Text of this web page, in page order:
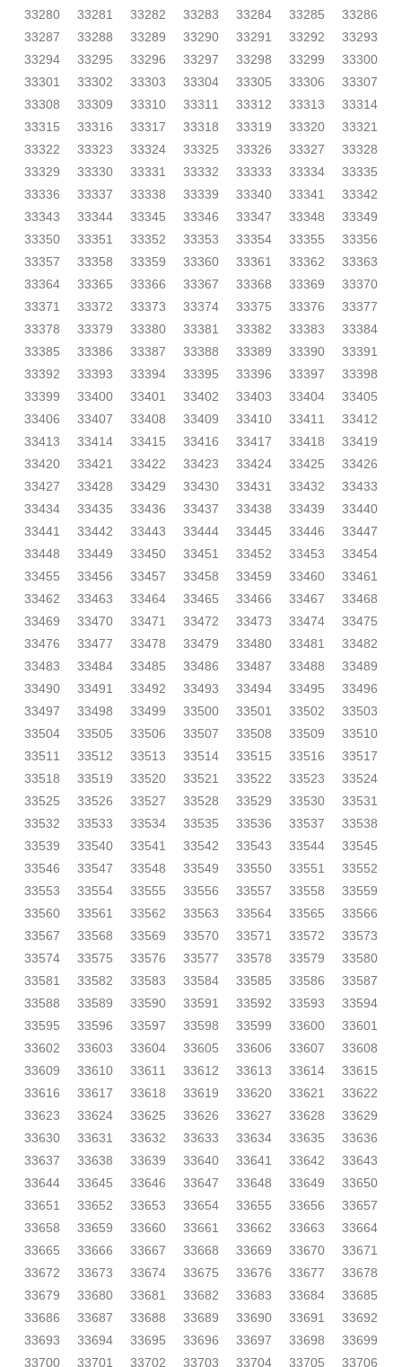
33280
33281 33282 33283 33284 33285
33286
33287
33288 33289 33290 33291 33292
33293
33294
33295 33296 33297 33298 33299
33300
33301
33302 33303 33304 33305 33306
33307
33308
33309 33310 33311 33312 33313
33314
33315
33316 33317 33318 33319 33320
33321
33322
33323 33324 33325 33326 33327
33328
33329
33330 33331 33332 33333 33334
33335
33336
33337 33338 33339 33340 33341
33342
33343
33344 33345 33346 33347 33348
33349
33350
33351 33352 33353 33354 33355
33356
33357
33358 33359 33360 33361 33362
33363
33364
33365 33366 33367 33368 33369
33370
33371
33372 33373 33374 33375 33376
33377
33378
33379 33380 33381 33382 33383
33384
33385
33386 33387 33388 33389 33390
33391
33392
33393 33394 33395 33396 33397
33398
33399
33400 33401 33402 33403 33404
33405
33406
33407 33408 33409 33410 33411
33412
33413
33414 33415 33416 33417 33418
33419
33420
33421 33422 33423 33424 33425
33426
33427
33428 33429 33430 33431 33432
33433
33434
33435 33436 33437 33438 33439
33440
33441
33442 33443 33444 33445 33446
33447
33448
33449 33450 33451 33452 33453
33454
33455
33456 33457 33458 33459 33460
33461
33462
33463 33464 33465 33466 33467
33468
33469
33470 33471 33472 33473 33474
33475
33476
33477 33478 33479 33480 33481
33482
33483
33484 33485 33486 33487 33488
33489
33490
33491 33492 33493 33494 33495
33496
33497
33498 33499 33500 33501 33502
33503
33504
33505 33506 33507 33508 33509
33510
33511
33512 33513 33514 33515 33516
33517
33518
33519 33520 33521 33522 33523
33524
33525
33526 33527 33528 33529 33530
33531
33532
33533 33534 33535 33536 33537
33538
33539
33540 33541 33542 33543 33544
33545
33546
33547 33548 33549 33550 33551
33552
33553
33554 33555 33556 33557 33558
33559
33560
33561 33562 33563 33564 33565
33566
33567
33568 33569 33570 33571 33572
33573
33574
33575 33576 33577 33578 33579
33580
33581
33582 33583 33584 33585 33586
33587
33588
33589 33590 33591 33592 33593
33594
33595
33596 33597 33598 33599 33600
33601
33602
33603 33604 33605 33606 33607
33608
33609
33610 33611 33612 33613 33614
33615
33616
33617 33618 33619 33620 33621
33622
33623
33624 33625 33626 33627 33628
33629
33630
33631 33632 33633 33634 33635
33636
33637
33638 33639 33640 33641 33642
33643
33644
33645 33646 33647 33648 33649
33650
33651
33652 33653 33654 33655 33656
33657
33658
33659 33660 33661 33662 33663
33664
33665
33666 33667 33668 33669 33670
33671
33672
33673 33674 33675 33676 33677
33678
33679
33680 33681 33682 33683 33684
33685
33686
33687 33688 33689 33690 33691
33692
33693
33694 33695 33696 33697 33698
33699
33700
33701 33702 33703 33704 33705 33706